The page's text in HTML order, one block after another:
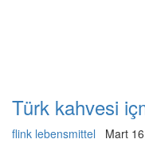
Türk kahvesi
flink lebensmittel Mart